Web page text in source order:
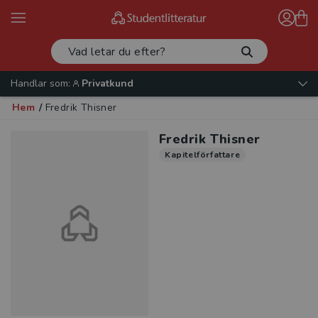
Handlar som:
Privatkund
Hem / Fredrik Thisner
Fredrik Thisner
Kapitelförfattare